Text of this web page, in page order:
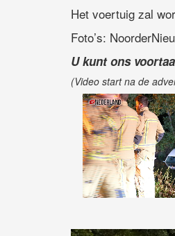
Het voertuig zal
Foto’s:
U kunt ons
(Video start na de